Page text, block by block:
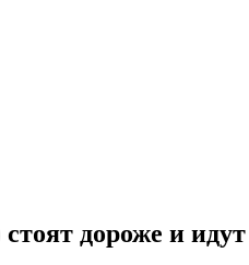
дороже и